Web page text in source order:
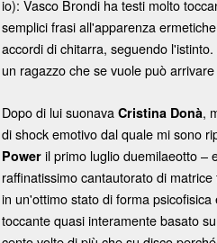
io): Vasco Brondi ha testi molto
semplici frasi all'apparenza
accordi di chitarra, seguendo
un ragazzo che se vuole può
Dopo di lui suonava Cristina Donà,
di shock emotivo dal quale mi sono
Power il primo luglio duemilaeotto –
raffinatissimo cantautorato di
in un'ottimo stato di forma
toccante quasi interamente basato